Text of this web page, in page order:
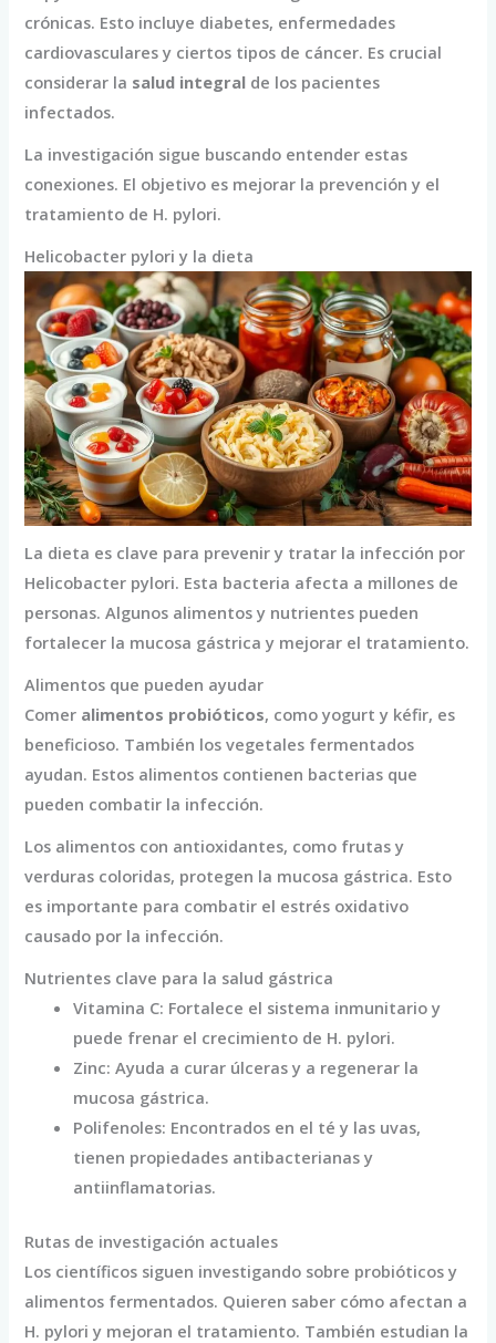
crónicas. Esto incluye diabetes, enfermedades
cardiovasculares y ciertos tipos de cáncer. Es crucial
considerar la salud integral de los pacientes
infectados.
La investigación sigue buscando entender estas
conexiones. El objetivo es mejorar la prevención y el
tratamiento de H. pylori.
Helicobacter pylori y la dieta
La dieta es clave para prevenir y tratar la infección por
Helicobacter pylori. Esta bacteria afecta a millones de
personas. Algunos alimentos y nutrientes pueden
fortalecer la mucosa gástrica y mejorar el tratamiento.
Alimentos que pueden ayudar
Comer alimentos probióticos, como yogurt y kéfir, es
beneficioso. También los vegetales fermentados
ayudan. Estos alimentos contienen bacterias que
pueden combatir la infección.
Los alimentos con antioxidantes, como frutas y
verduras coloridas, protegen la mucosa gástrica. Esto
es importante para combatir el estrés oxidativo
causado por la infección.
Nutrientes clave para la salud gástrica
Vitamina C: Fortalece el sistema inmunitario y
puede frenar el crecimiento de H. pylori.
Zinc: Ayuda a curar úlceras y a regenerar la
mucosa gástrica.
Polifenoles: Encontrados en el té y las uvas,
tienen propiedades antibacterianas y
antiinflamatorias.
Rutas de investigación actuales
Los científicos siguen investigando sobre probióticos y
alimentos fermentados. Quieren saber cómo afectan a
H. pylori y mejoran el tratamiento. También estudian la